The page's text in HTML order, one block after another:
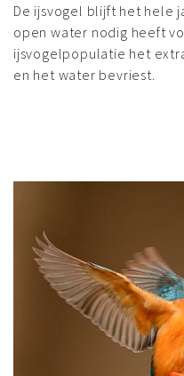
De ijsvogel blijft het hele
open water nodig heeft
ijsvogelpopulatie het
en het water bevriest.